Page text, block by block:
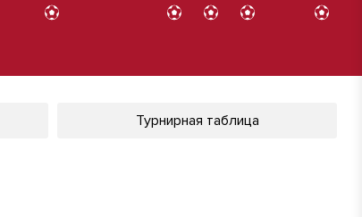
Турнирная таблица